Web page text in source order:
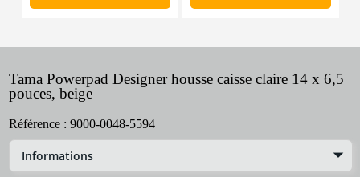
Tama Powerpad Designer housse caisse claire 14 x 6,5
pouces, beige
Référence : 9000-0048-5594
Informations